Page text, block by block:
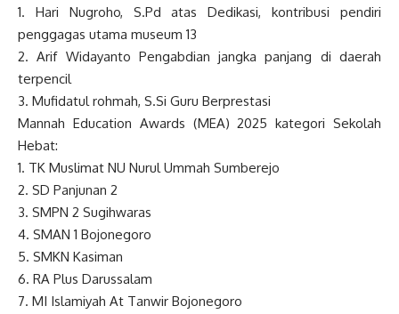
1. Hari Nugroho, S.Pd atas Dedikasi, kontribusi pendiri
penggagas utama museum 13
2. Arif Widayanto Pengabdian jangka panjang di daerah
terpencil
3. Mufidatul rohmah, S.Si Guru Berprestasi
Mannah Education Awards (MEA) 2025 kategori Sekolah
Hebat:
1. TK Muslimat NU Nurul Ummah Sumberejo
2. SD Panjunan 2
3. SMPN 2 Sugihwaras
4. SMAN 1 Bojonegoro
5. SMKN Kasiman
6. RA Plus Darussalam
7. MI Islamiyah At Tanwir Bojonegoro